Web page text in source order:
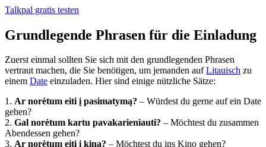
Talkpal gratis testen
Grundlegende Phrasen für die Einladung
Zuerst einmal sollten Sie sich mit den grundlegenden Phrasen
vertraut machen, die Sie benötigen, um jemanden aufLitauisch zu
einem Date einzuladen. Hier sind einige nützliche Sätze:
1. Ar norėtum eiti į pasimatymą? – Würdest du gerne auf ein Date
gehen?
2. Gal norėtum kartu pavakarieniauti? – Möchtest du zusammen
Abendessen gehen?
3. Ar norėtum eiti į kiną? – Möchtest du ins Kino gehen?